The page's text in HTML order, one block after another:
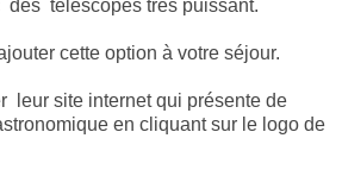
des télescopes très puissant.
cette option à votre séjour.
leur site internet qui présente de
en cliquant sur le logo de